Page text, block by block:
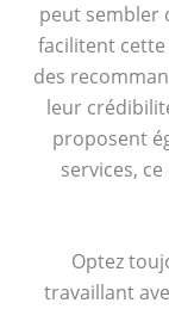
peut sembler
facilitent cette
des
leur
proposent
services,
Optez
travaillant